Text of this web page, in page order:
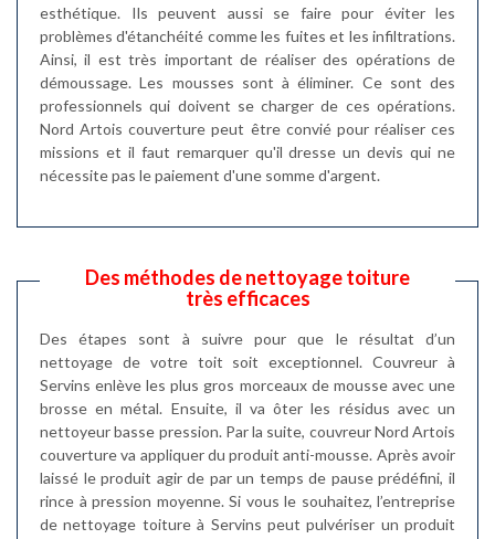
esthétique. Ils peuvent aussi se faire pour éviter les
problèmes d'étanchéité comme les fuites et les infiltrations.
Ainsi, il est très important de réaliser des opérations de
démoussage. Les mousses sont à éliminer. Ce sont des
professionnels qui doivent se charger de ces opérations.
Nord Artois couverture peut être convié pour réaliser ces
missions et il faut remarquer qu'il dresse un devis qui ne
nécessite pas le paiement d'une somme d'argent.
Des méthodes de nettoyage toiture
très efficaces
Des étapes sont à suivre pour que le résultat d’un
nettoyage de votre toit soit exceptionnel. Couvreur à
Servins enlève les plus gros morceaux de mousse avec une
brosse en métal. Ensuite, il va ôter les résidus avec un
nettoyeur basse pression. Par la suite, couvreur Nord Artois
couverture va appliquer du produit anti-mousse. Après avoir
laissé le produit agir de par un temps de pause prédéfini, il
rince à pression moyenne. Si vous le souhaitez, l’entreprise
de nettoyage toiture à Servins peut pulvériser un produit